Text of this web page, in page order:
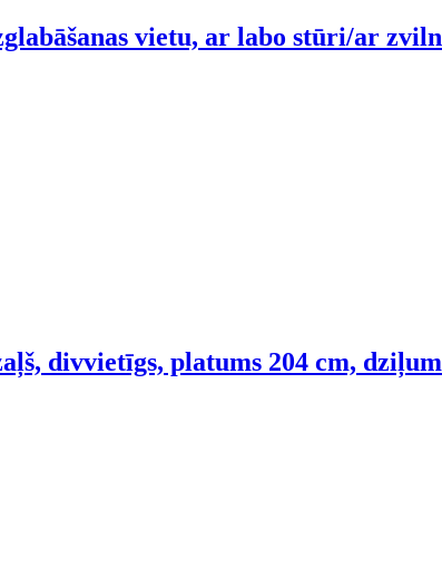
vietu, ar labo stūri/ar
divvietīgs, platums 204 cm,